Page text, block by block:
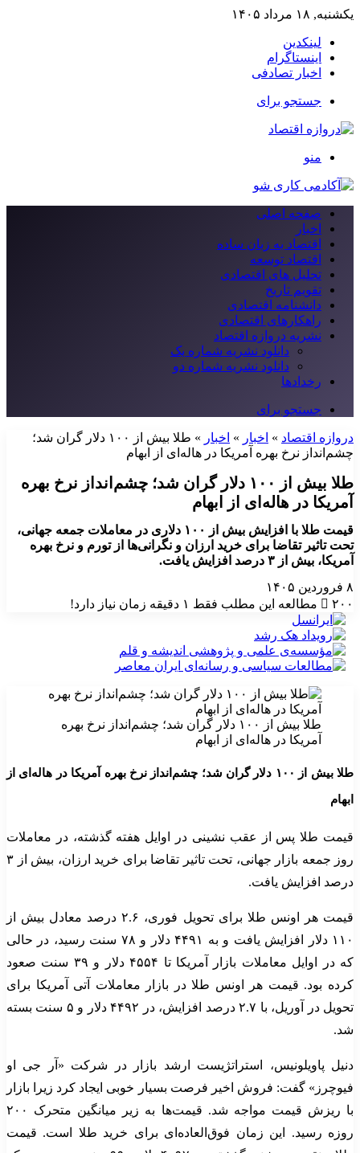
یکشنبه, ۱۸ مرداد ۱۴۰۵
لینکدین
اینستاگرام
اخبار تصادفی
جستجو برای
منو
صفحه اصلی
اخبار
اقتصاد به زبان ساده
اقتصاد توسعه
تحلیل های اقتصادی
تقویم تاریخ
دانشنامه اقتصادی
راهکارهای اقتصادی
نشریه دروازه اقتصاد
دانلود نشریه شماره یک
دانلود نشریه شماره دو
رخدادها
جستجو برای
دروازه اقتصاد » اخبار » اخبار »
طلا بیش از ۱۰۰ دلار گران شد؛
چشم‌انداز نرخ بهره آمریکا در هاله‌ای از ابهام
طلا بیش از ۱۰۰ دلار گران شد؛ چشم‌انداز نرخ بهره
آمریکا در هاله‌ای از ابهام
قیمت طلا با افزایش بیش از ۱۰۰ دلاری در معاملات جمعه جهانی،
تحت تاثیر تقاضا برای خرید ارزان و نگرانی‌ها از تورم و نرخ بهره
آمریکا، بیش از ۳ درصد افزایش یافت.
۸ فروردین ۱۴۰۵
۲۰۰
مطالعه این مطلب فقط ۱ دقیقه زمان نیاز دارد!
طلا بیش از ۱۰۰ دلار گران شد؛ چشم‌انداز نرخ بهره
آمریکا در هاله‌ای از ابهام
طلا بیش از ۱۰۰ دلار گران شد؛ چشم‌انداز نرخ بهره آمریکا در هاله‌ای از
ابهام
قیمت طلا پس از عقب نشینی در اوایل هفته گذشته، در معاملات
روز جمعه بازار جهانی، تحت تاثیر تقاضا برای خرید ارزان، بیش از ۳
درصد افزایش یافت.
قیمت هر اونس طلا برای تحویل فوری، ۲.۶ درصد معادل بیش از
۱۱۰ دلار افزایش یافت و به ۴۴۹۱ دلار و ۷۸ سنت رسید، در حالی
که در اوایل معاملات بازار آمریکا تا ۴۵۵۴ دلار و ۳۹ سنت صعود
کرده بود. قیمت هر اونس طلا در بازار معاملات آتی آمریکا برای
تحویل در آوریل، با ۲.۷ درصد افزایش، در ۴۴۹۲ دلار و ۵ سنت بسته
شد.
دنیل پاویلونیس، استراتژیست ارشد بازار در شرکت «آر جی او
فیوچرز» گفت: فروش اخیر فرصت بسیار خوبی ایجاد کرد زیرا بازار
با ریزش قیمت مواجه شد. قیمت‌ها به زیر میانگین متحرک ۲۰۰
روزه رسید. این زمان فوق‌العاده‌ای برای خرید طلا است. قیمت